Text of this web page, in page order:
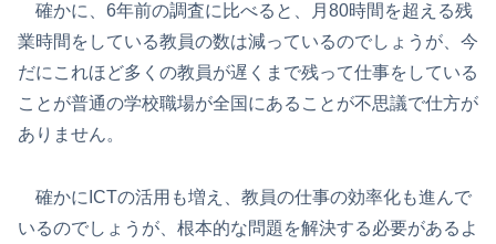
確かに、6年前の調査に比べると、月80時間を超える残
業時間をしている教員の数は減っているのでしょうが、今
だにこれほど多くの教員が遅くまで残って仕事をしている
ことが普通の学校職場が全国にあることが不思議で仕方が
ありません。
確かにICTの活用も増え、教員の仕事の効率化も進んで
いるのでしょうが、根本的な問題を解決する必要があるよ